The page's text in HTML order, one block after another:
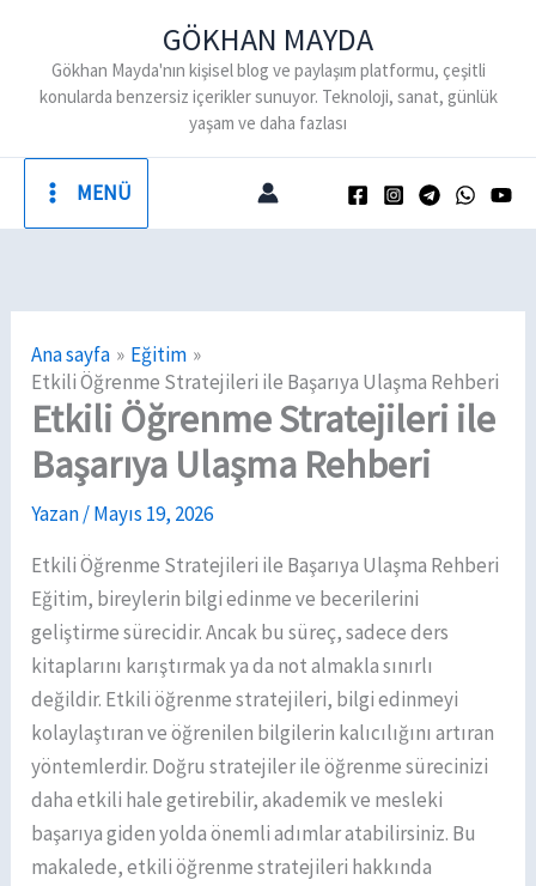
GÖKHAN MAYDA
Gökhan Mayda'nın kişisel blog ve paylaşım platformu, çeşitli
konularda benzersiz içerikler sunuyor. Teknoloji, sanat, günlük
yaşam ve daha fazlası
MENÜ
Ana sayfa
Eğitim
Etkili Öğrenme Stratejileri ile Başarıya Ulaşma Rehberi
Etkili Öğrenme Stratejileri ile
Başarıya Ulaşma Rehberi
Yazan/Mayıs 19, 2026
Etkili Öğrenme Stratejileri ile Başarıya Ulaşma Rehberi
Eğitim, bireylerin bilgi edinme ve becerilerini
geliştirme sürecidir. Ancak bu süreç, sadece ders
kitaplarını karıştırmak ya da not almakla sınırlı
değildir. Etkili öğrenme stratejileri, bilgi edinmeyi
kolaylaştıran ve öğrenilen bilgilerin kalıcılığını artıran
yöntemlerdir. Doğru stratejiler ile öğrenme sürecinizi
daha etkili hale getirebilir, akademik ve mesleki
başarıya giden yolda önemli adımlar atabilirsiniz. Bu
makalede, etkili öğrenme stratejileri hakkında